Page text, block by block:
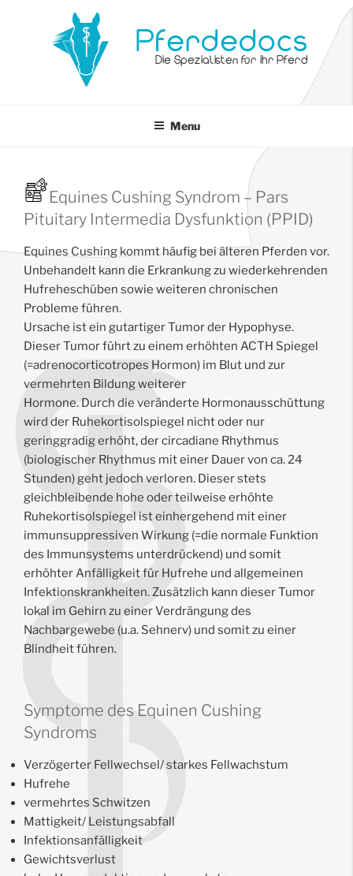
Pferdedocs
Die Spezialisten für ihr Pferd
Menu
Equines Cushing Syndrom – Pars
Pituitary Intermedia Dysfunktion (PPID)
Equines Cushing kommt häufig bei älteren Pferden vor.
Unbehandelt kann die Erkrankung zu wiederkehrenden
Hufreheschüben sowie weiteren chronischen
Probleme führen.
Ursache ist ein gutartiger Tumor der Hypophyse.
Dieser Tumor führt zu einem erhöhten ACTH Spiegel
(=adrenocorticotropes Hormon) im Blut und zur
vermehrten Bildung weiterer
Hormone. Durch die veränderte Hormonausschüttung
wird der Ruhekortisolspiegel nicht oder nur
geringgradig erhöht, der circadiane Rhythmus
(biologischer Rhythmus mit einer Dauer von ca. 24
Stunden) geht jedoch verloren. Dieser stets
gleichbleibende hohe oder teilweise erhöhte
Ruhekortisolspiegel ist einhergehend mit einer
immunsuppressiven Wirkung (=die normale Funktion
des Immunsystems unterdrückend) und somit
erhöhter Anfälligkeit für Hufrehe und allgemeinen
Infektionskrankheiten. Zusätzlich kann dieser Tumor
lokal im Gehirn zu einer Verdrängung des
Nachbargewebe (u.a. Sehnerv) und somit zu einer
Blindheit führen.
Symptome des Equinen Cushing
Syndroms
Verzögerter Fellwechsel/ starkes Fellwachstum
Hufrehe
vermehrtes Schwitzen
Mattigkeit/ Leistungsabfall
Infektionsanfälligkeit
Gewichtsverlust